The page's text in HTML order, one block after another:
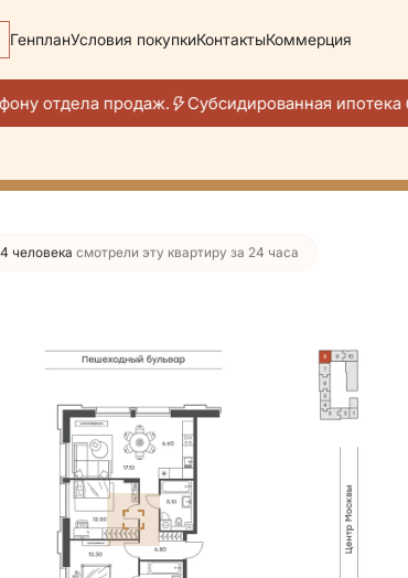
ГенпланУсловия покупкиКонтактыКоммерция
отдела продаж. Субсидированная ипотека
Ипотекаот 160 951 руб./мес.
человекa смотрели эту квартиру за 24 часа